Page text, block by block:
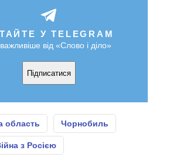
У TELEGRAM
від «Слово і діло»
Підписатися
область Чорнобиль
з Росією